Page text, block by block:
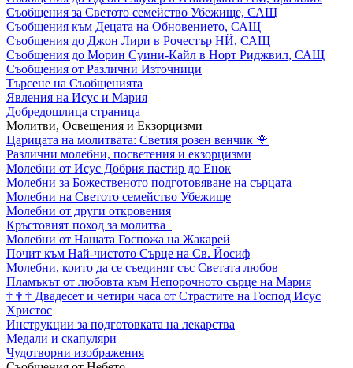
Съобщения за Светото семейство Убежище, САЩ
Съобщения към Децата на Обновението, САЩ
Съобщения до Джон Лири в Рочестър НЙ, САЩ
Съобщения до Морин Суини-Кайл в Норт Риджвил, САЩ
Съобщения от Различни Източници
Търсене на Съобщенията
Явления на Исус и Мария
Добредошлица страница
Молитви, Освещения и Екзорцизми
Царицата на молитвата: Светия розен венчик 🌹
Различни молебни, посветения и екзорцизми
Молебни от Исус Добрия пастир до Енок
Молебни за Божественото подготовяване на сърцата
Молебни на Светото семейство Убежище
Молебни от други откровения
Кръстовият поход за молитва
Молебни от Нашата Госпожа на Жакарей
Почит към Най-чистото Сърце на Св. Йосиф
Молебни, които да се съединят със Светата любов
Пламъкът от любовта към Непорочното сърце на Мария
† † † Двадесет и четири часа от Страстите на Господ Исус
Христос
Инструкции за подготовката на лекарства
Медали и скапуляри
Чудотворни изображения